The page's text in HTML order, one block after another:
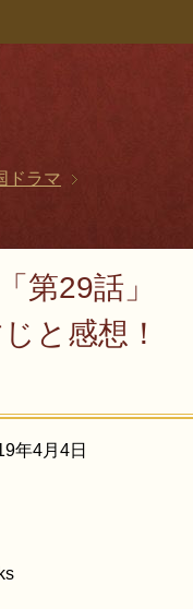
ドラマ
第29話」
と感想！
年4月4日